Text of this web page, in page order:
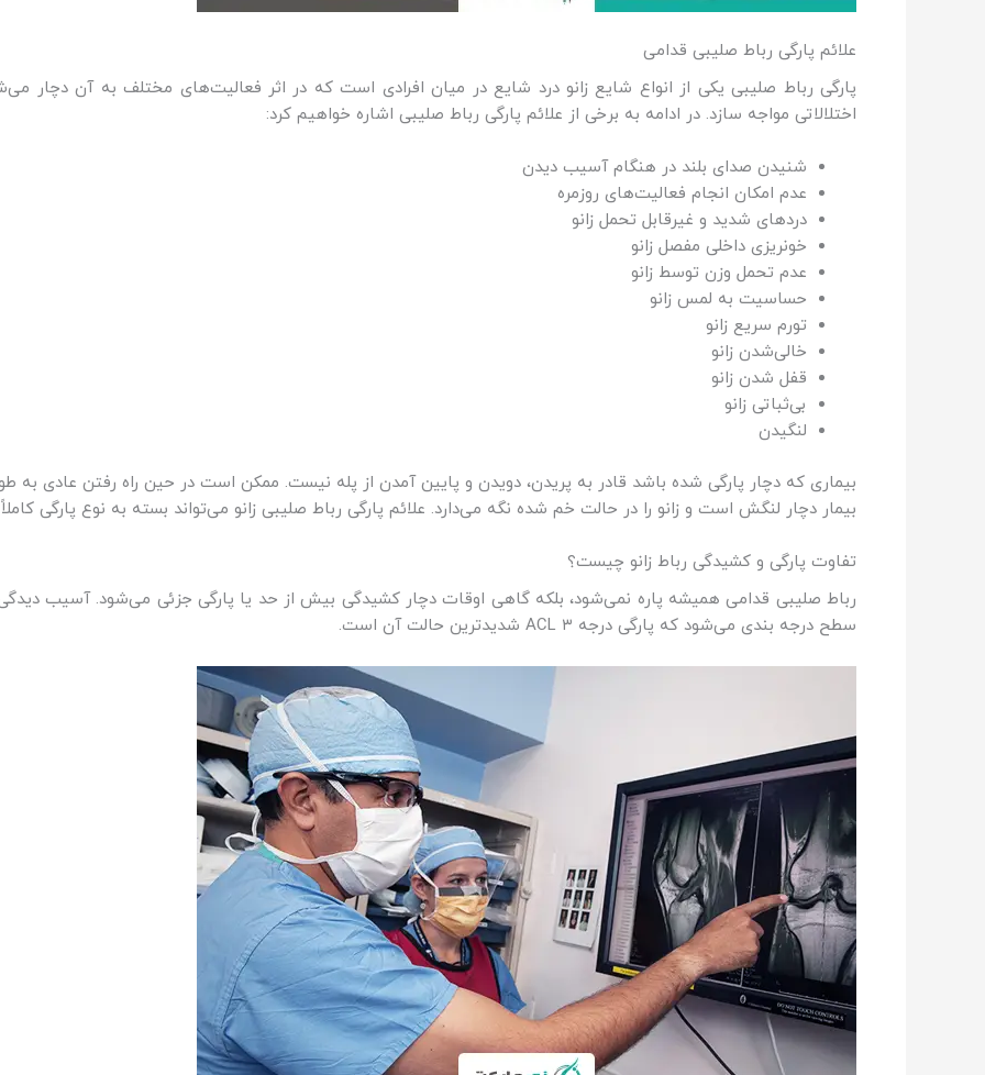
علائم پارگی رباط صلیبی قدامی
پارگی رباط صلیبی یکی از انواع شایع زانو درد شایع در میان افرادی است که در اثر فعالیت‌های مختلف به آن دچار
اختلالاتی مواجه سازد. در ادامه به برخی از علائم پارگی رباط صلیبی اشاره خواهیم کرد:
شنیدن صدای بلند در هنگام آسیب دیدن
عدم امکان انجام فعالیت‌های روزمره
دردهای شدید و غیرقابل‌ تحمل زانو
خونریزی داخلی مفصل زانو
عدم تحمل وزن توسط زانو
حساسیت به لمس زانو
تورم سریع زانو
خالی‌شدن زانو
قفل شدن زانو
بی‌ثباتی زانو‌
لنگیدن
بیماری که دچار پارگی شده باشد قادر به پریدن، دویدن و پایین آمدن از پله نیست. ممکن است در حین راه رفتن عادی به
بیمار دچار لنگش است و زانو را در حالت خم شده نگه می‌دارد. علائم پارگی رباط صلیبی زانو می‌تواند بسته به نوع پارگی
تفاوت پارگی و کشیدگی رباط زانو چیست؟
سطح درجه بندی می‌شود که پارگی درجه ۳ ACL شدیدترین حالت آن است.